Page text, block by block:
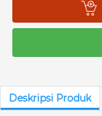
`
Deskripsi Produk